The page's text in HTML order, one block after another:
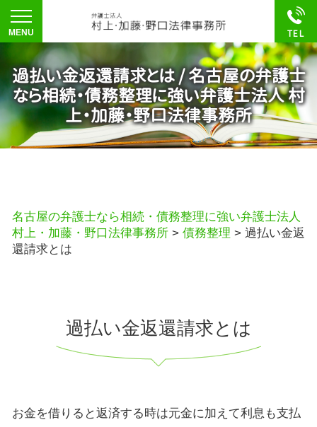
過払い金返還請求とは / 名古屋の弁護士
なら相続・債務整理に強い弁護士法人 村
上・加藤・野口法律事務所
名古屋の弁護士なら相続・債務整理に強い弁護士法人
村上・加藤・野口法律事務所 > 債務整理 > 過払い金返
還請求とは
過払い金返還請求とは
お金を借りると返済する時は元金に加えて利息も支払